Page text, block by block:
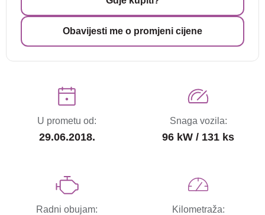
Obavijesti me o promjeni cijene
U prometu od:
29.06.2018.
Snaga vozila:
96 kW / 131 ks
Radni obujam: Kilometraža: